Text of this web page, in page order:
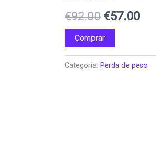
com4.83em
5 com base
em
classificações
de clientes
€92.00 O
preço
original
€57.00O
Comprar
Categoria: Perda de peso